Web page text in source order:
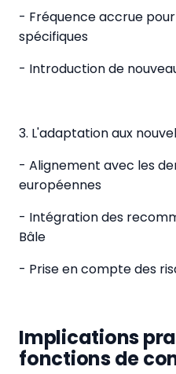
- Fréquence accrue
spécifiques
- Introduction de
3. L'adaptation aux
- Alignement avec les
européennes
- Intégration des
Bâle
- Prise en compte des
Implications
fonctions de